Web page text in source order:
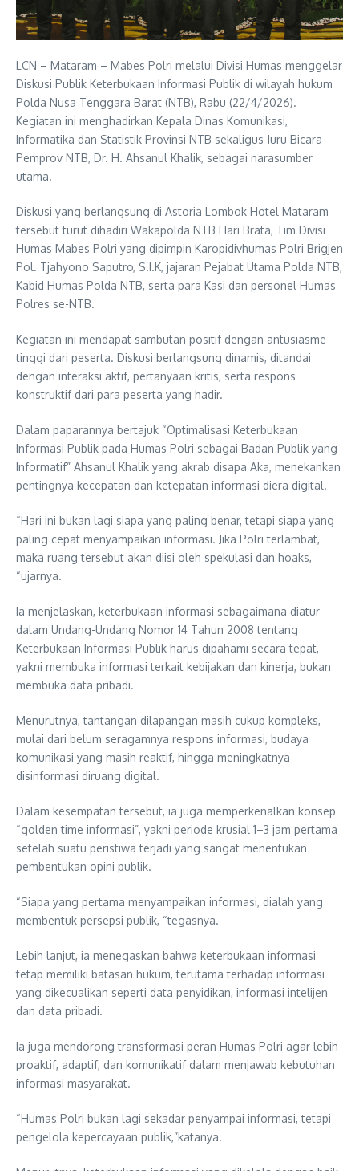
LCN – Mataram – Mabes Polri melalui Divisi Humas menggelar
Diskusi Publik Keterbukaan Informasi Publik di wilayah hukum
Polda Nusa Tenggara Barat (NTB), Rabu (22/4/2026).
Kegiatan ini menghadirkan Kepala Dinas Komunikasi,
Informatika dan Statistik Provinsi NTB sekaligus Juru Bicara
Pemprov NTB, Dr. H. Ahsanul Khalik, sebagai narasumber
utama.
Diskusi yang berlangsung di Astoria Lombok Hotel Mataram
tersebut turut dihadiri Wakapolda NTB Hari Brata, Tim Divisi
Humas Mabes Polri yang dipimpin Karopidivhumas Polri Brigjen
Pol. Tjahyono Saputro, S.I.K, jajaran Pejabat Utama Polda NTB,
Kabid Humas Polda NTB, serta para Kasi dan personel Humas
Polres se-NTB.
Kegiatan ini mendapat sambutan positif dengan antusiasme
tinggi dari peserta. Diskusi berlangsung dinamis, ditandai
dengan interaksi aktif, pertanyaan kritis, serta respons
konstruktif dari para peserta yang hadir.
Dalam paparannya bertajuk “Optimalisasi Keterbukaan
Informasi Publik pada Humas Polri sebagai Badan Publik yang
Informatif” Ahsanul Khalik yang akrab disapa Aka, menekankan
pentingnya kecepatan dan ketepatan informasi diera digital.
“Hari ini bukan lagi siapa yang paling benar, tetapi siapa yang
paling cepat menyampaikan informasi. Jika Polri terlambat,
maka ruang tersebut akan diisi oleh spekulasi dan hoaks,
“ujarnya.
Ia menjelaskan, keterbukaan informasi sebagaimana diatur
dalam Undang-Undang Nomor 14 Tahun 2008 tentang
Keterbukaan Informasi Publik harus dipahami secara tepat,
yakni membuka informasi terkait kebijakan dan kinerja, bukan
membuka data pribadi.
Menurutnya, tantangan dilapangan masih cukup kompleks,
mulai dari belum seragamnya respons informasi, budaya
komunikasi yang masih reaktif, hingga meningkatnya
disinformasi diruang digital.
Dalam kesempatan tersebut, ia juga memperkenalkan konsep
“golden time informasi”, yakni periode krusial 1–3 jam pertama
setelah suatu peristiwa terjadi yang sangat menentukan
pembentukan opini publik.
“Siapa yang pertama menyampaikan informasi, dialah yang
membentuk persepsi publik, “tegasnya.
Lebih lanjut, ia menegaskan bahwa keterbukaan informasi
tetap memiliki batasan hukum, terutama terhadap informasi
yang dikecualikan seperti data penyidikan, informasi intelijen
dan data pribadi.
Ia juga mendorong transformasi peran Humas Polri agar lebih
proaktif, adaptif, dan komunikatif dalam menjawab kebutuhan
informasi masyarakat.
“Humas Polri bukan lagi sekadar penyampai informasi, tetapi
pengelola kepercayaan publik,”katanya.